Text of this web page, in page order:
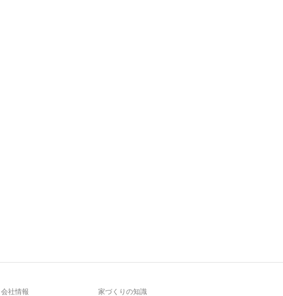
会社情報 家づくりの知識